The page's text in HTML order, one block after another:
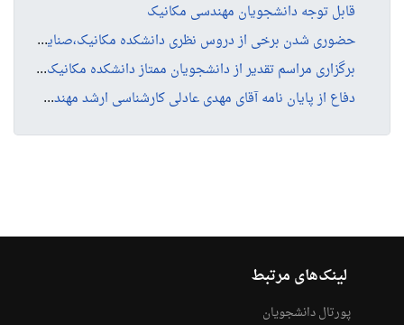
قابل توجه دانشجویان مهندسی مکانیک
حضو
ری شدن برخی از دروس نظری دانشکده مکانیک،صنایع و مدیریت در نیم سال دوم ۱۴۰۵-۱۴۰۴(هفته ۱۲ام)
برگ
زاری مراسم تقدیر از دانشجویان ممتاز دانشکده مکانیک،صنایع و مدیریت نیمسال اول ۱۴۰۴
دفا
ع از پایان نامه آقای مهدی عادلی کارشناسی ارشد مهندسی صنایع
لینک‌های مرتبط
پورتال دانشجویان